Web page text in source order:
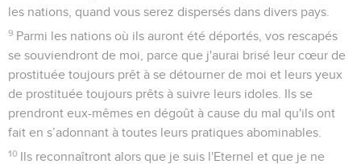
les nations, quand vous serez dispersés dans divers pays.
9 Parmi les nations où ils auront été déportés, vos rescapés
se souviendront de moi, parce que j'aurai brisé leur cœur de
prostituée toujours prêt à se détourner de moi et leurs yeux
de prostituée toujours prêts à suivre leurs idoles. Ils se
prendront eux-mêmes en dégoût à cause du mal qu'ils ont
fait en s’adonnant à toutes leurs pratiques abominables.
10 Ils reconnaîtront alors que je suis l'Eternel et que je ne